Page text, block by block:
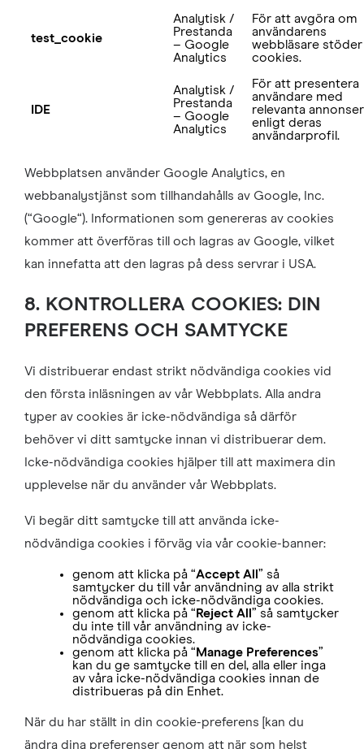
test_cookie
Analytisk /
Prestanda
– Google
Analytics
För att avgöra om
användarens
webbläsare stöder
cookies.
IDE
Analytisk /
Prestanda
– Google
Analytics
För att presentera
användare med
relevanta annonser
enligt deras
användarprofil.
Webbplatsen använder Google Analytics, en
webbanalystjänst som tillhandahålls av Google, Inc.
(“Google“). Informationen som genereras av cookies
kommer att överföras till och lagras av Google, vilket
kan innefatta att den lagras på dess servrar i USA.
8. KONTROLLERA COOKIES: DIN
PREFERENS OCH SAMTYCKE
Vi distribuerar endast strikt nödvändiga cookies vid
den första inläsningen av vår Webbplats. Alla andra
typer av cookies är icke-nödvändiga så därför
behöver vi ditt samtycke innan vi distribuerar dem.
Icke-nödvändiga cookies hjälper till att maximera din
upplevelse när du använder vår Webbplats.
Vi begär ditt samtycke till att använda icke-
nödvändiga cookies i förväg via vår cookie-banner:
genom att klicka på “Accept All” så
samtycker du till vår användning av alla strikt
nödvändiga och icke-nödvändiga cookies.
genom att klicka på “Reject All” så samtycker
du inte till vår användning av icke-
nödvändiga cookies.
genom att klicka på “Manage Preferences”
kan du ge samtycke till en del, alla eller inga
av våra icke-nödvändiga cookies innan de
distribueras på din Enhet.
När du har ställt in din cookie-preferens [kan du
ändra dina preferenser genom att när som helst